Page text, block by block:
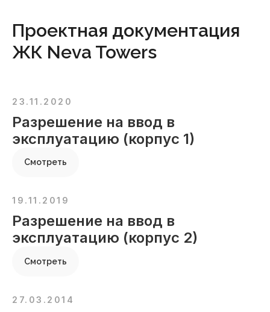
Проектная документация
ЖК Neva Towers
23.11.2020
Разрешение на ввод в
эксплуатацию (корпус 1)
Смотреть
19.11.2019
Разрешение на ввод в
эксплуатацию (корпус 2)
Смотреть
27.03.2014